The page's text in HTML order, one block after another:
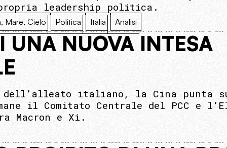
leadership politica.
Mare, Cielo Politica Italia Analisi
UNA NUOVA INTESA
dell’alleato italiano, la Cina punta
il Comitato Centrale del PCC e
Macron e Xi.